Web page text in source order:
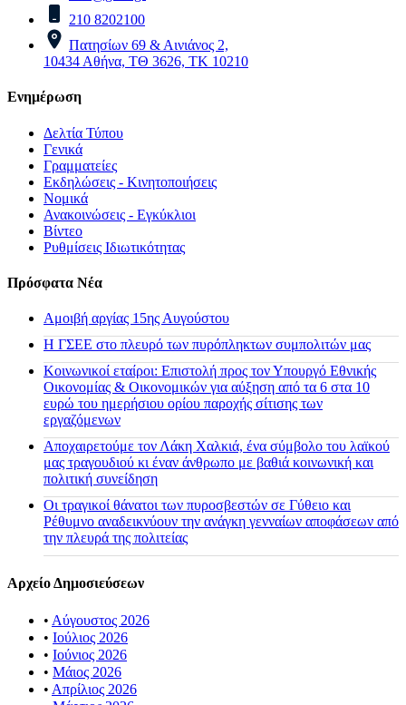
210 8202100
Πατησίων 69 & Αινιάνος 2,
10434 Αθήνα, ΤΘ 3626, ΤΚ 10210
Ενημέρωση
Δελτία Τύπου
Γενικά
Γραμματείες
Εκδηλώσεις - Κινητοποιήσεις
Νομικά
Ανακοινώσεις - Εγκύκλιοι
Βίντεο
Ρυθμίσεις Ιδιωτικότητας
Πρόσφατα Νέα
Αμοιβή αργίας 15ης Αυγούστου
H ΓΣΕΕ στο πλευρό των πυρόπληκτων συμπολιτών μας
Κοινωνικοί εταίροι: Επιστολή προς τον Υπουργό Εθνικής
Οικονομίας & Οικονομικών για αύξηση από τα 6 στα 10
ευρώ του ημερήσιου ορίου παροχής σίτισης των
εργαζόμενων
Αποχαιρετούμε τον Λάκη Χαλκιά, ένα σύμβολο του λαϊκού
μας τραγουδιού κι έναν άνθρωπο με βαθιά κοινωνική και
πολιτική συνείδηση
Οι τραγικοί θάνατοι των πυροσβεστών σε Γύθειο και
Ρέθυμνο αναδεικνύουν την ανάγκη γενναίων αποφάσεων από
την πλευρά της πολιτείας
Αρχείο Δημοσιεύσεων
• Αύγουστος 2026
• Ιούλιος 2026
• Ιούνιος 2026
• Μάιος 2026
• Απρίλιος 2026